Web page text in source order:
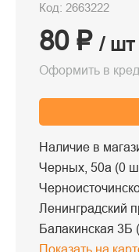
Код: 2663222
80 ₽ / шт
Оформить в
Наличие в
Черных, 50а (0
Ленинградский
Балакинская 3Б
Показать на